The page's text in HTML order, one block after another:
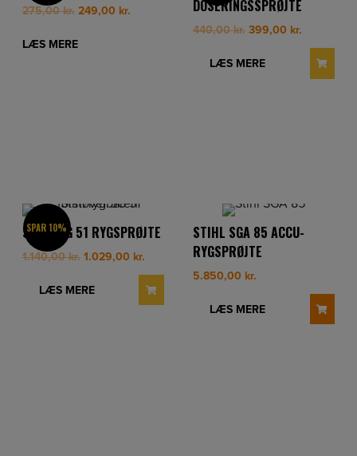
275,00kr. Original
was:
249,00 kr.Current
LÆS MERE
DOSERINGSSPRØJTE
440,00kr. Original
was:
399,00 kr.
price
399,00
LÆS MERE
SPAR 10%
STIHL SG 51 RYGSPRØJTE
1.140,00kr. Original
was:
1.140,00 kr..
1.029,00 kr.Current
price
is:
1.029,00 kr..
LÆS MERE
STIHL SGA 85 ACCU-
RYGSPRØJTE
5.850,00 kr.
LÆS MERE